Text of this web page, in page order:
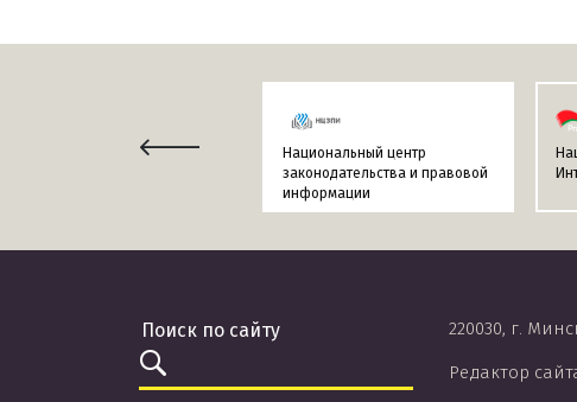
Национальный центр
законодательства и правовой
информации
220030, г.
Редактор